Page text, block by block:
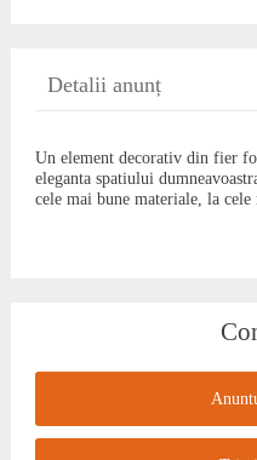
Detalii anunț
Un element decorativ din fier
eleganta spatiului
cele mai bune materiale, la cele